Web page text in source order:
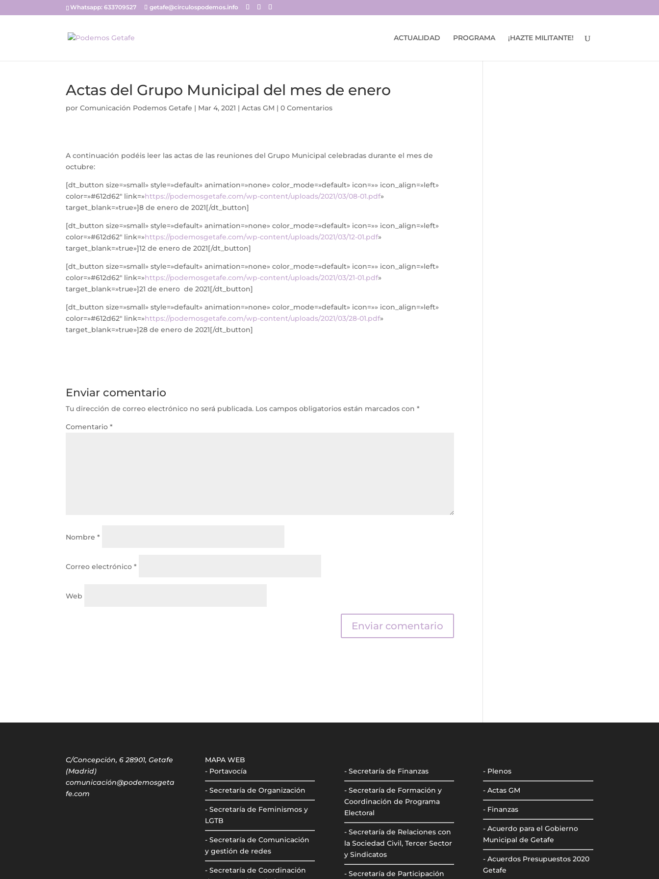
Whatsapp: 633709527 getafe@circulospodemos.info
ACTUALIDAD PROGRAMA ¡HAZTE MILITANTE!
Actas del Grupo Municipal del mes de enero
porComunicación Podemos Getafe | Mar 4, 2021 |Actas GM |0 Comentarios
A continuación podéis leer las actas de las reuniones del Grupo Municipal celebradas durante el mes de
octubre:
[dt_button size=»small» style=»default» animation=»none» color_mode=»default» icon=»» icon_align=»left»
color=»#612d62″ link=»https://podemosgetafe.com/wp-content/uploads/2021/03/08-01.pdf»
target_blank=»true»]8 de enero de 2021[/dt_button]
[dt_button size=»small» style=»default» animation=»none» color_mode=»default» icon=»» icon_align=»left»
color=»#612d62″ link=»https://podemosgetafe.com/wp-content/uploads/2021/03/12-01.pdf»
target_blank=»true»]12 de enero de 2021[/dt_button]
[dt_button size=»small» style=»default» animation=»none» color_mode=»default» icon=»» icon_align=»left»
color=»#612d62″ link=»https://podemosgetafe.com/wp-content/uploads/2021/03/21-01.pdf»
target_blank=»true»]21 de enero de 2021[/dt_button]
[dt_button size=»small» style=»default» animation=»none» color_mode=»default» icon=»» icon_align=»left»
color=»#612d62″ link=»https://podemosgetafe.com/wp-content/uploads/2021/03/28-01.pdf»
target_blank=»true»]28 de enero de 2021[/dt_button]
Enviar comentario
Tu dirección de correo electrónico no será publicada. Los campos obligatorios están marcados con*
Comentario*
Nombre*
Correo electrónico*
Web
C/Concepción, 6 28901, Getafe
(Madrid)
comunicación@podemosgeta
fe.com
MAPA WEB
- Portavocía
- Secretaría de Organización
- Secretaría de Feminismos y
LGTB
- Secretaría de Comunicación
y gestión de redes
- Secretaría de Coordinación
- Secretaría de Finanzas
- Secretaría de Formación y
Coordinación de Programa
Electoral
- Secretaría de Relaciones con
la Sociedad Civil, Tercer Sector
y Sindicatos
- Secretaría de Participación
- Plenos
- Actas GM
- Finanzas
- Acuerdo para el Gobierno
Municipal de Getafe
- Acuerdos Presupuestos 2020
Getafe